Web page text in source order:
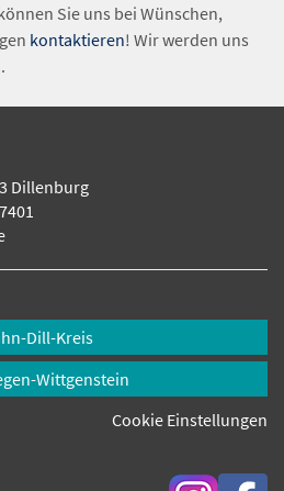
Sie uns bei Wünschen,
kontaktieren! Wir werden uns
Dillenburg
Dill-Kreis
Wittgenstein
Cookie Einstellungen